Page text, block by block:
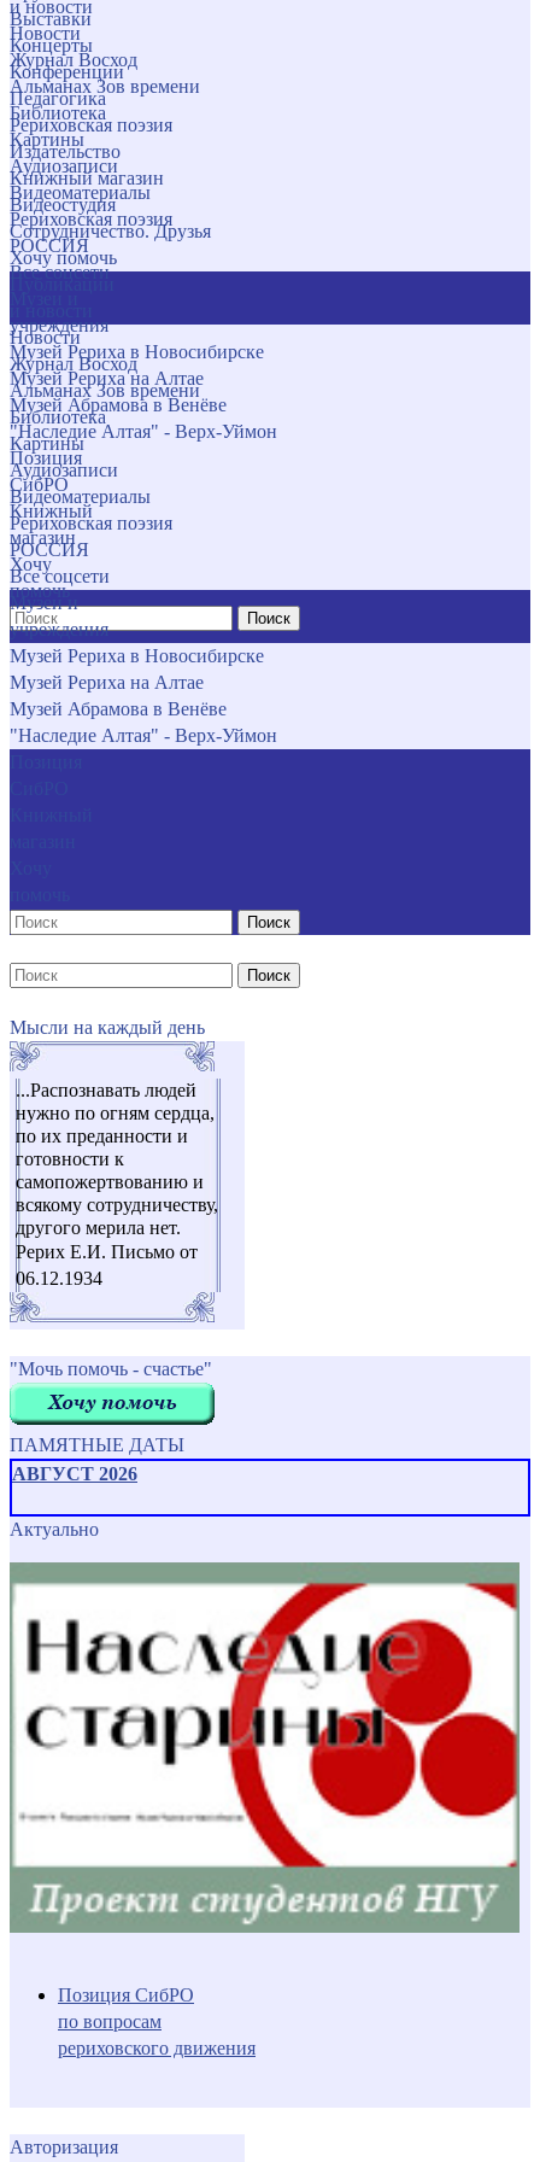
и новости
Новости
Журнал Восход
Альманах Зов времени
Библиотека
Картины
Аудиозаписи
Видеоматериалы
Рериховская поэзия
РОССИЯ
Все соцсети
учреждения
Музей Рериха в Новосибирске
Музей Рериха на Алтае
Музей Абрамова в Венёве
"Наследие Алтая" - Верх-Уймон
Позиция
СибРО
Книжный
магазин
Хочу
помочь
Поиск
Выставки
Концерты
Конференции
Педагогика
Рериховская поэзия
Издательство
Книжный магазин
Видеостудия
Сотрудничество. Друзья
Хочу помочь
Новости
Журнал Восход
Альманах Зов времени
Библиотека
Картины
Аудиозаписи
Видеоматериалы
Рериховская поэзия
РОССИЯ
Все соцсети
Музеи и
учреждения
Музей Рериха в Новосибирске
Музей Рериха на Алтае
Музей Абрамова в Венёве
"Наследие Алтая" - Верх-Уймон
Поиск
Поиск
Мысли на каждый день
...Распознавать людей
нужно по огням сердца,
по их преданности и
готовности к
самопожертвованию и
всякому сотрудничеству,
другого мерила нет.
Рерих Е.И. Письмо от
06.12.1934
"Мочь помочь - счастье"
ПАМЯТНЫЕ ДАТЫ
АВГУСТ 2026
Актуально
Позиция СибРО
по вопросам
рериховского движения
Авторизация